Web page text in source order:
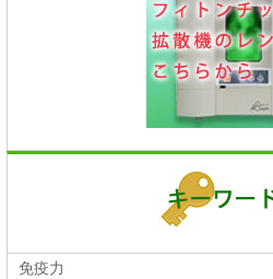
免疫力